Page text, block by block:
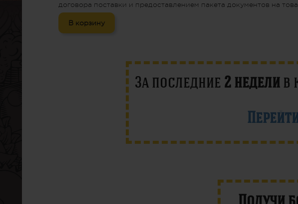
договора поставки и предоставлением пакета документов на
В корзину
За последние 2 неделив